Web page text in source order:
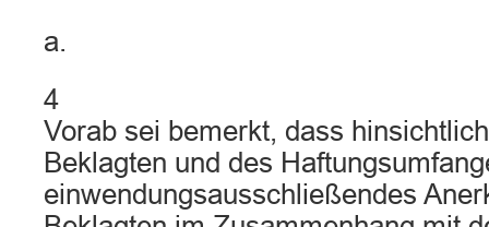
a.
4
Vorab sei bemerkt, dass
Beklagten und des
einwendungsausschließendes